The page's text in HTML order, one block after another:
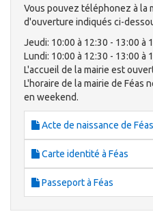
Vous pouvez téléphonez à la
d'ouverture indiqués ci-
Jeudi: 10:00 à 12:30 - 13:00 à
Lundi: 10:00 à 12:30 - 13:00 à
L'accueil de la mairie est
L'horaire de la mairie de Féas
en weekend.
Acte de naissance de Féas
Carte identité à Féas
Passeport à Féas